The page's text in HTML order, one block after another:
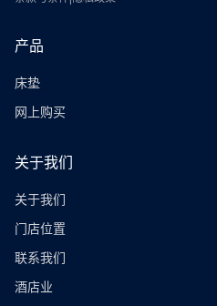
产品
床垫
网上购买
关于我们
关于我们
门店位置
联系我们
酒店业